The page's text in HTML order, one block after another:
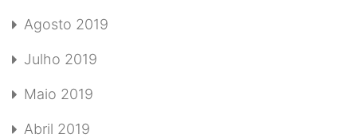
Agosto 2019
Julho 2019
Maio 2019
Abril 2019